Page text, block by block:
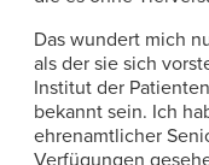
Das wundert mich
als der sie sich
Institut der
bekannt sein. Ich
ehrenamtlicher
Verfügungen